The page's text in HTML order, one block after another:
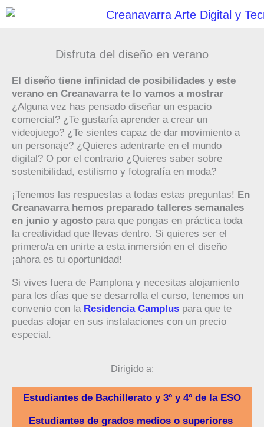
Ir
Disfruta del diseño en verano
El diseño tiene infinidad de posibilidades y este
verano en Creanavarra te lo vamos a mostrar
¿Alguna vez has pensado diseñar un espacio
comercial? ¿Te gustaría aprender a crear un
videojuego? ¿Te sientes capaz de dar movimiento a
un personaje? ¿Quieres adentrarte en el mundo
digital? O por el contrario ¿Quieres saber sobre
sostenibilidad, estilismo y fotografía en moda?
¡Tenemos las respuestas a todas estas preguntas! En
Creanavarra hemos preparado talleres semanales
en junio y agosto para que pongas en práctica toda
la creatividad que llevas dentro. Si quieres ser el
primero/a en unirte a esta inmersión en el diseño
¡ahora es tu oportunidad!
Si vives fuera de Pamplona y necesitas alojamiento
para los días que se desarrolla el curso, tenemos un
convenio con la Residencia Camplus para que te
puedas alojar en sus instalaciones con un precio
especial.
Dirigido a:
Estudiantes de Bachillerato y 3º y 4º de la ESO
Estudiantes de grados medios o superiores